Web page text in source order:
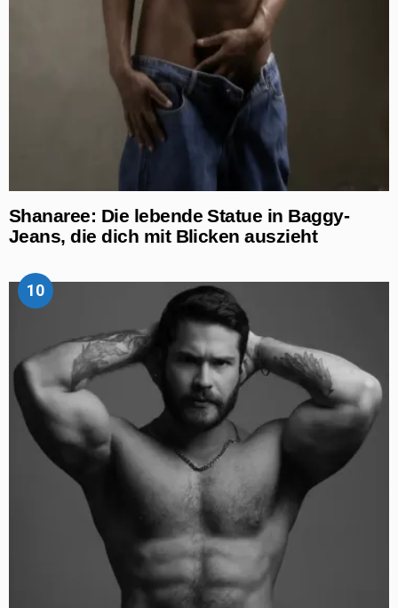
Shanaree: Die lebende Statue in Baggy-
Jeans, die dich mit Blicken auszieht